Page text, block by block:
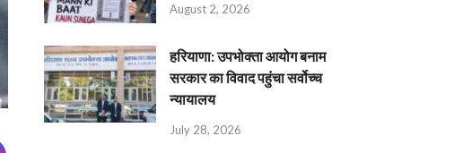
August 2, 2026
हरियाणा: उपभोक्ता आयोग बनाम
सरकार का विवाद पहुंचा सर्वोच्च
न्यायालय
July 28, 2026